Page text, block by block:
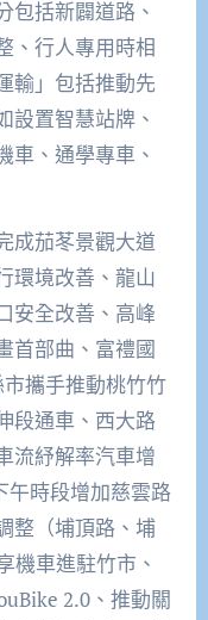
包括新闢道路、
、行人專用時相
輸」包括推動先
設置智慧站牌、
車、通學專車、
成茄苳景觀大道
環境改善、龍山
安全改善、高峰
首部曲、富禮國
攜手推動桃竹竹
段通車、西大路
流紓解率汽車增
午時段增加慈雲路
整（埔頂路、埔
機車進駐竹市、
2.0、推動關